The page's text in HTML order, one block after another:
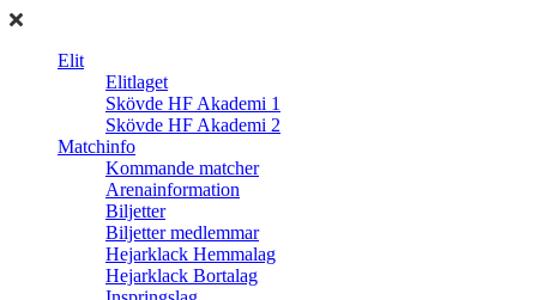
Elit
Elitlaget
Skövde HF Akademi 1
Skövde HF Akademi 2
Matchinfo
Kommande matcher
Arenainformation
Biljetter
Biljetter medlemmar
Hejarklack Hemmalag
Hejarklack Bortalag